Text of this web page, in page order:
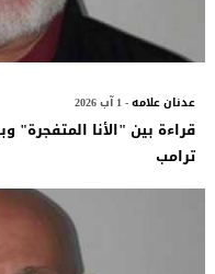
عدنان علامه- 1 آب 2026
قراءة بين "الأنا
ترامب